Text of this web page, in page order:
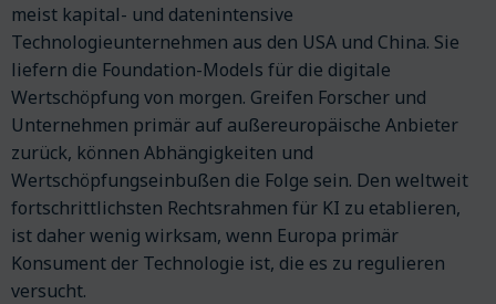
meist kapital- und datenintensive
Technologieunternehmen aus den USA und China. Sie
liefern die Foundation-Models für die digitale
Wertschöpfung von morgen. Greifen Forscher und
Unternehmen primär auf außereuropäische Anbieter
zurück, können Abhängigkeiten und
Wertschöpfungseinbußen die Folge sein. Den weltweit
fortschrittlichsten Rechtsrahmen für KI zu etablieren,
ist daher wenig wirksam, wenn Europa primär
Konsument der Technologie ist, die es zu regulieren
versucht.